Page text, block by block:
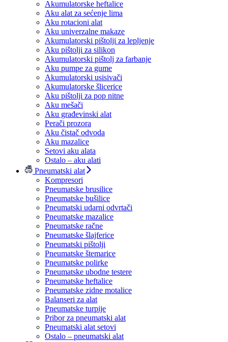
Akumulatorske heftalice
Aku alat za sećenje lima
Aku rotacioni alat
Aku univerzalne makaze
Akumulatorski pištolji za lepljenje
Aku pištolji za silikon
Akumulatorski pištolj za farbanje
Aku pumpe za gume
Akumulatorski usisivači
Akumulatorske šlicerice
Aku pištolji za pop nitne
Aku mešači
Aku građevinski alat
Perači prozora
Aku čistač odvoda
Aku mazalice
Setovi aku alata
Ostalo – aku alati
Pneumatski alat
Kompresori
Pneumatske brusilice
Pneumatske bušilice
Pneumatski udarni odvrtači
Pneumatske mazalice
Pneumatske račne
Pneumatske šlajferice
Pneumatski pištolji
Pneumatske štemarice
Pneumatske polirke
Pneumatske ubodne testere
Pneumatske heftalice
Pneumatske zidne motalice
Balanseri za alat
Pneumatske turpije
Pribor za pneumatski alat
Pneumatski alat setovi
Ostalo – pneumatski alat